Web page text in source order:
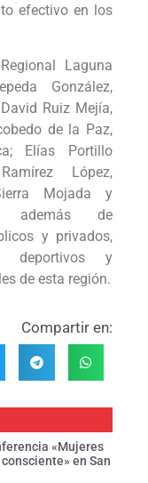
efectivo en los
Laguna
González,
Ruiz Mejía,
de la Paz,
Elías Portillo
López,
Mojada y
además de
y privados,
deportivos y
de esta región.
Compartir en:
«Mujeres
en San